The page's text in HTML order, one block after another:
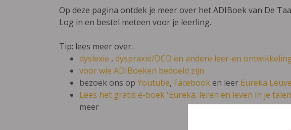
Op deze pagina ontdek je meer over het ADIBoek van De
Log in en bestel meteen voor je leerling.
Tip: lees meer over:
dyslexie , dyspraxie/DCD en andere leer-en
voor wie ADIBoeken bedoeld zijn
bezoek ons op Youtube, Facebooken leer Eureka
Lees het gratis e-boek 'Eureka: leren en leven in je
meer